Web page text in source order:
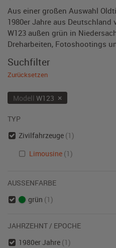
Aus einer großen Auswahl
1980er Jahre aus
W123 außen grün in
Dreharbeiten, Fotoshootings
Suchfilter
Zurücksetzen
Modell W123 ×
TYP
Zivilfahrzeuge (1)
Limousine (1)
AUSSENFARBE
grün (1)
JAHRZEHNT / EPOCHE
1980er Jahre (1)